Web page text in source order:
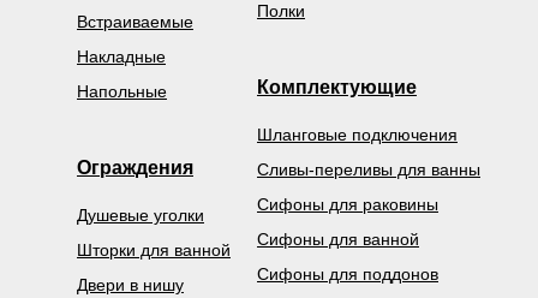
Полки
Сифоны для поддонов
Сливы-переливы для ванны
Сифоны для ванной
Шланговые подключения
Сифоны для раковины
Встраиваемые
Накладные
Напольные
Ограждения
Душевые уголки
Шторки для ванной
Двери в нишу
Комплектующие